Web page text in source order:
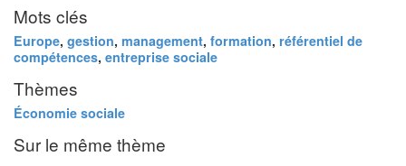
Mots clés
Europe, gestion, management, formation, référentiel de
compétences, entreprise sociale
Thèmes
Économie sociale
Sur le même thème